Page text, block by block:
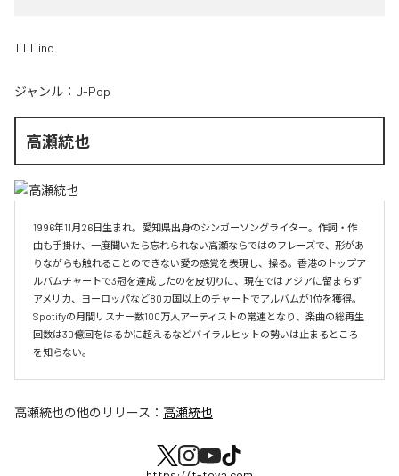
TTT inc
ジャンル： J-Pop
高瀬統也
1996年11月26日生まれ。愛知県出身のシンガーソングライター。作詞・作
曲も手掛け、一度聞いたら忘れられない高瀬ならではのフレーズで、形があ
りながらも触れることのできない愛の感覚を表現し、操る。香港のトップア
ルバムチャートで3冠を達成したのを皮切りに、現在ではアジアに留まらず
アメリカ、ヨーロッパなど80カ国以上のチャートでアルバムが1位を獲得。
Spotifyの月間リスナー数100万人アーティストの常連となり、楽曲の総再生
回数は30億回をはるかに超えるなどバイラルヒットの勢いは止まるところ
を知らない。
高瀬統也の他のリリース： 高瀬統也